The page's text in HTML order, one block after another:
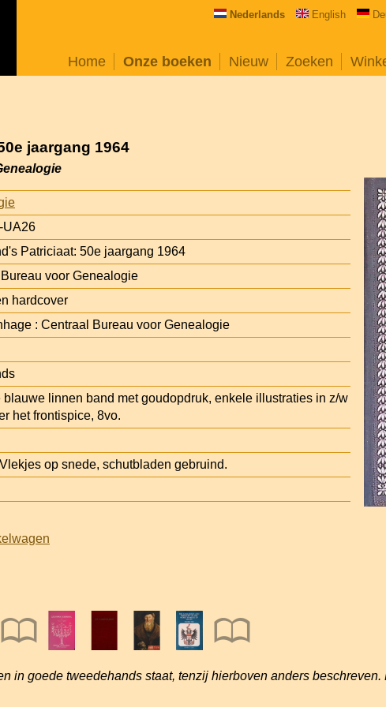
Nederlands English
Home Onze boeken Nieuw Zoeken
jaargang 1964
UA26
Patriciaat: 50e jaargang 1964
voor Genealogie
hardcover
: Centraal Bureau voor Genealogie
blauwe linnen band met goudopdruk, enkele illustraties in z/w
het frontispice, 8vo.
op snede, schutbladen gebruind.
in goede tweedehands staat, tenzij hierboven anders